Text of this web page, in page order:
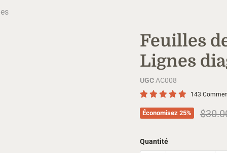
Feuilles
Lignes
UGC AC008
143
Économisez 25% Prix
Quantité